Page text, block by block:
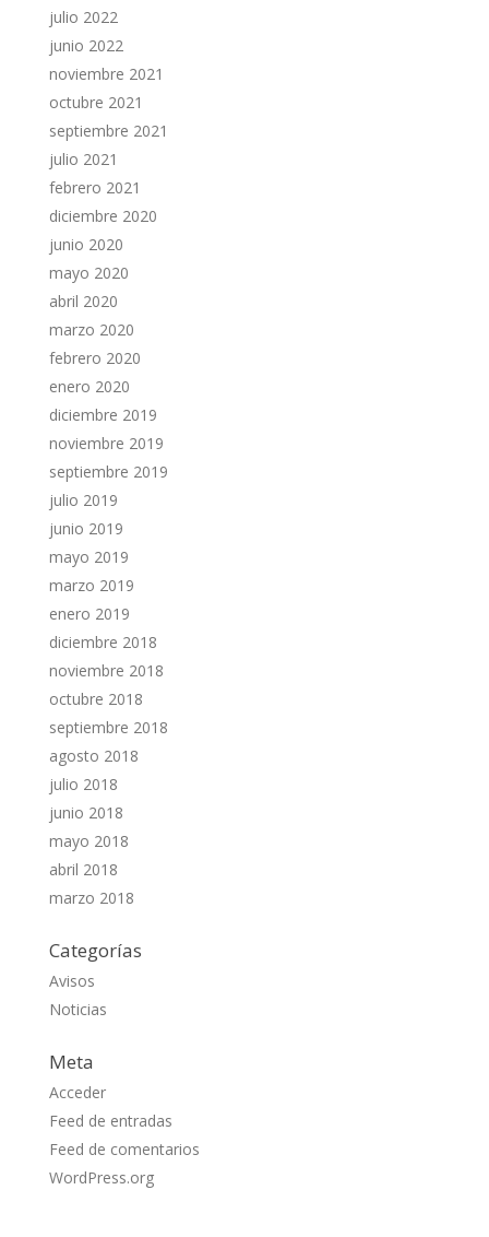
julio 2022
junio 2022
noviembre 2021
octubre 2021
septiembre 2021
julio 2021
febrero 2021
diciembre 2020
junio 2020
mayo 2020
abril 2020
marzo 2020
febrero 2020
enero 2020
diciembre 2019
noviembre 2019
septiembre 2019
julio 2019
junio 2019
mayo 2019
marzo 2019
enero 2019
diciembre 2018
noviembre 2018
octubre 2018
septiembre 2018
agosto 2018
julio 2018
junio 2018
mayo 2018
abril 2018
marzo 2018
Categorías
Avisos
Noticias
Meta
Acceder
Feed de entradas
Feed de comentarios
WordPress.org